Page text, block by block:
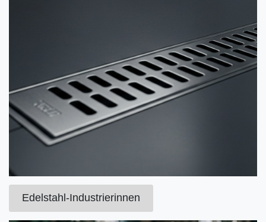
Edelstahl-Industrierinnen